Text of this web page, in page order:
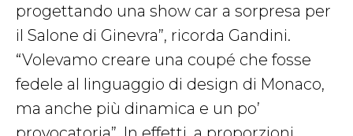
progettando una show car a sorpresa per
il Salone di Ginevra”, ricorda Gandini.
“Volevamo creare una coupé che fosse
fedele al linguaggio di design di Monaco,
ma anche più dinamica e un po’